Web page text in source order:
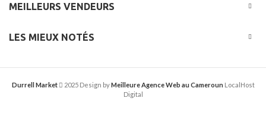
MEILLEURS VENDEURS
LES MIEUX NOTÉS
Durrell Market 2025 Design byMeilleure Agence Web au Cameroun LocalHost
Digital